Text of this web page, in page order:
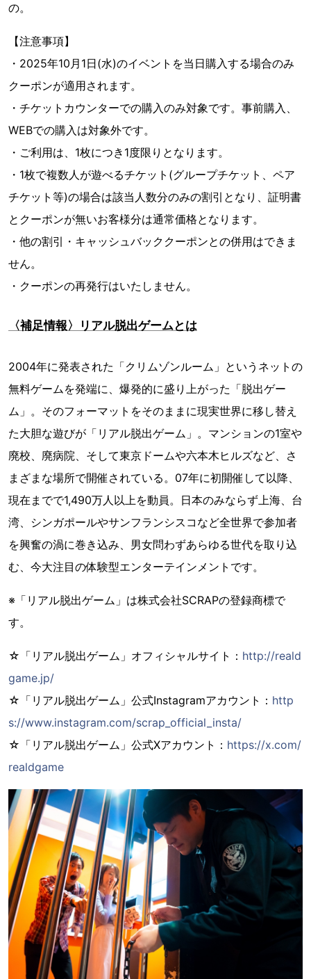
の。
【注意事項】
・2025年10月1日(水)のイベントを当日購入する場合のみ
クーポンが適用されます。
・チケットカウンターでの購入のみ対象です。事前購入、
WEBでの購入は対象外です。
・ご利用は、1枚につき1度限りとなります。
・1枚で複数人が遊べるチケット(グループチケット、ペア
チケット等)の場合は該当人数分のみの割引となり、証明書
とクーポンが無いお客様分は通常価格となります。
・他の割引・キャッシュバッククーポンとの併用はできま
せん。
・クーポンの再発行はいたしません。
〈補足情報〉リアル脱出ゲームとは
2004年に発表された「クリムゾンルーム」というネットの
無料ゲームを発端に、爆発的に盛り上がった「脱出ゲー
ム」。そのフォーマットをそのままに現実世界に移し替え
た大胆な遊びが「リアル脱出ゲーム」。マンションの1室や
廃校、廃病院、そして東京ドームや六本木ヒルズなど、さ
まざまな場所で開催されている。07年に初開催して以降、
現在までで1,490万人以上を動員。日本のみならず上海、台
湾、シンガポールやサンフランシスコなど全世界で参加者
を興奮の渦に巻き込み、男女問わずあらゆる世代を取り込
む、今大注目の体験型エンターテインメントです。
※「リアル脱出ゲーム」は株式会社SCRAPの登録商標で
す。
☆「リアル脱出ゲーム」オフィシャルサイト： http://reald
game.jp/
☆「リアル脱出ゲーム」公式Instagramアカウント： http
s://www.instagram.com/scrap_official_insta/
☆「リアル脱出ゲーム」公式Xアカウント： https://x.com/
realdgame